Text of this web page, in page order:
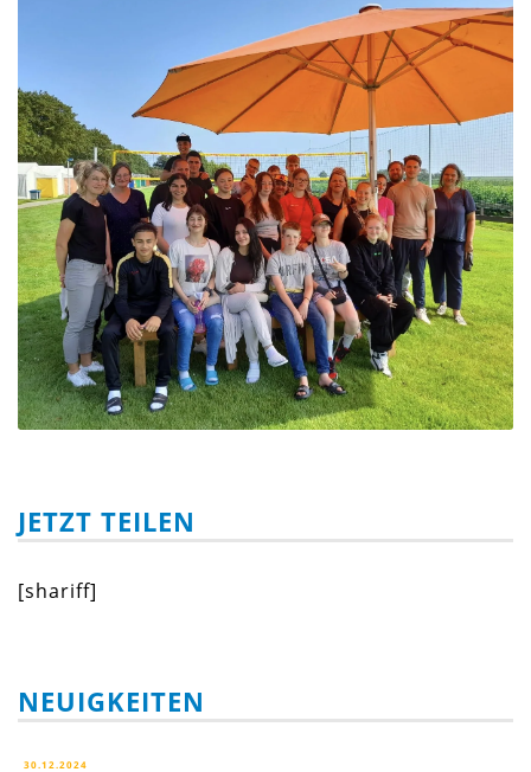
JETZT TEILEN
[shariff]
NEUIGKEITEN
30.12.2024